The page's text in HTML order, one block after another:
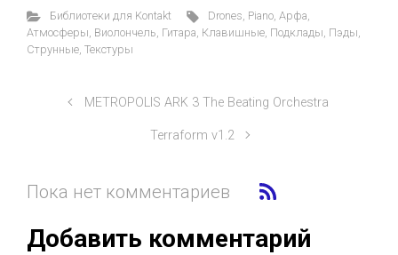
Библиотеки для Kontakt Drones, Piano,Арфа,
Атмосферы, Виолончель, Гитара, Клавишные, Подклады, Пэды,
Струнные, Текстуры
METROPOLIS ARK 3 The Beating Orchestra
Terraform v1.2
Пока нет комментариев
Добавить комментарий